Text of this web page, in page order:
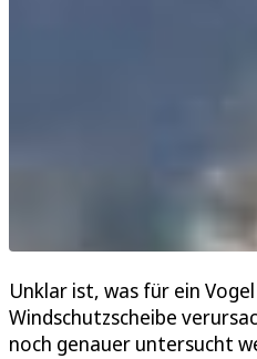
Unklar ist, was für ein
Windschutzscheibe
noch genauer untersucht